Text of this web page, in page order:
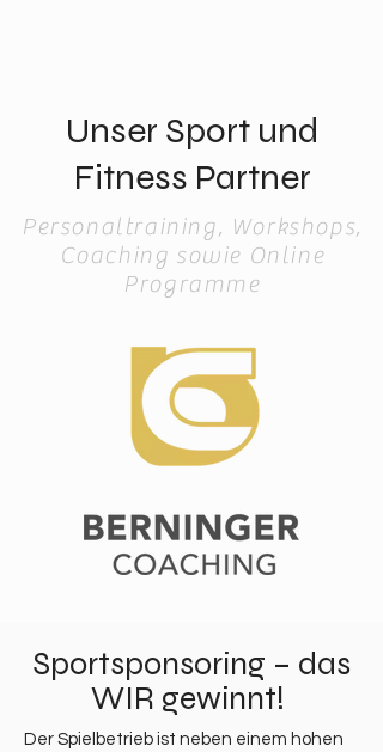
Unser Sport und
Fitness Partner
Personaltraining, Workshops,
Coaching sowie Online
Programme
Sportsponsoring – das
WIR gewinnt!
Der Spielbetrieb ist neben einem hohen